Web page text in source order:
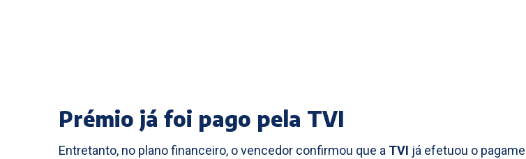
Prémio já foi pago pela TVI
Entretanto, no plano financeiro, o vencedor confirmou que a TVI já efetuou o